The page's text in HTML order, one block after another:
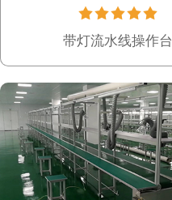
带灯流水线操作台